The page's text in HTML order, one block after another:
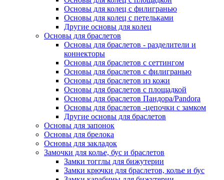
Основы для колец с филигранью
Основы для колец с петельками
Другие основы для колец
Основы для браслетов
Основы для браслетов - разделители и
коннекторы
Основы для браслетов с сеттингом
Основы для браслетов с филигранью
Основы для браслетов из кожи
Основы для браслетов с площадкой
Основы для браслетов Пандора/Pandora
Основы для браслетов -цепочки с замком
Другие основы для браслетов
Основы для запонок
Основы для брелока
Основы для закладок
Замочки для колье, бус и браслетов
Замки тогглы для бижутерии
Замки крючки для браслетов, колье и бус